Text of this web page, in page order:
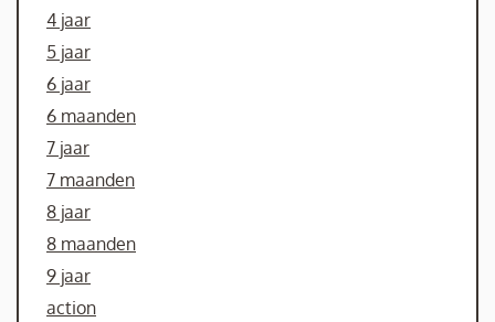
4 jaar
5 jaar
6 jaar
6 maanden
7 jaar
7 maanden
8 jaar
8 maanden
9 jaar
action